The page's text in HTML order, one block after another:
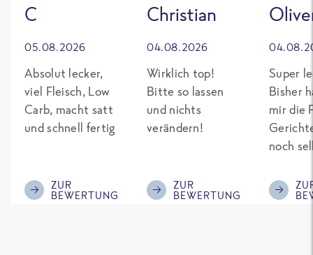
C
05.08.2026
Absolut lecker,
viel Fleisch, Low
Carb, macht satt
und schnell fertig
ZUR
BEWERTUNG
Christian
04.08.2026
Wirklich top!
Bitte so lassen
und nichts
verändern!
ZUR
BEWERTUNG
Super
Bisher
mir die
noch
Eiweiß.
was